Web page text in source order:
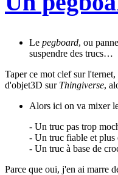
Le pegboard, ou
suspendre des trucs…
Taper ce mot clef sur
d'objet3D sur Thingiverse,
Alors ici on va mixer
- Un truc pas trop
- Un truc fiable et plus
- Un truc à base de
Parce que oui, j'en ai marre